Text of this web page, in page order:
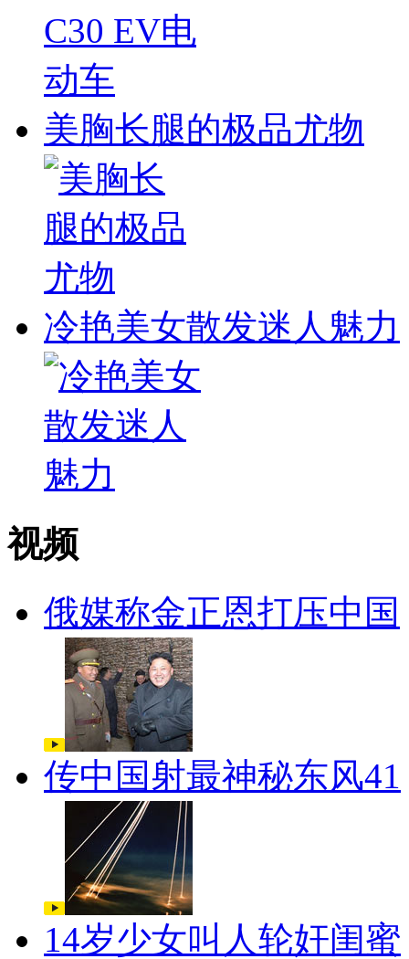
美胸长腿的极品尤物
冷艳美女散发迷人魅力
视频
俄媒称金正恩打压中国
传中国射最神秘东风41
14岁少女叫人轮奸闺蜜